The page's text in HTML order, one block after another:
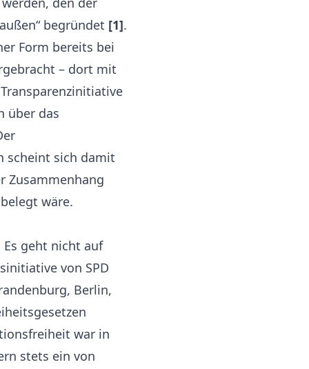
begründet [1].
Form bereits bei
– dort mit
über das
scheint sich damit
Zusammenhang
wäre.
geht nicht auf
von SPD
Berlin,
war in
stets ein von